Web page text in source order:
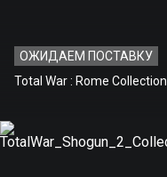
ОЖИДАЕМ ПОСТАВКУ
Total War : Rome Collection